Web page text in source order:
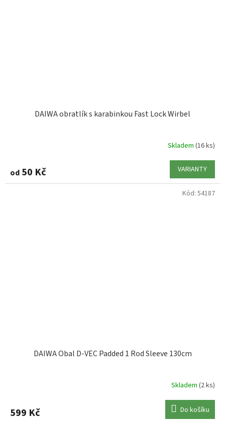
DAIWA obratlík s karabinkou Fast Lock Wirbel
Skladem (16 ks)
od 50 Kč VARIANTY
DAIWA Obal D-VEC Padded 1 Rod Sleeve 130cm
Skladem (2 ks)
599 Kč Do košíku
Kód: 54187